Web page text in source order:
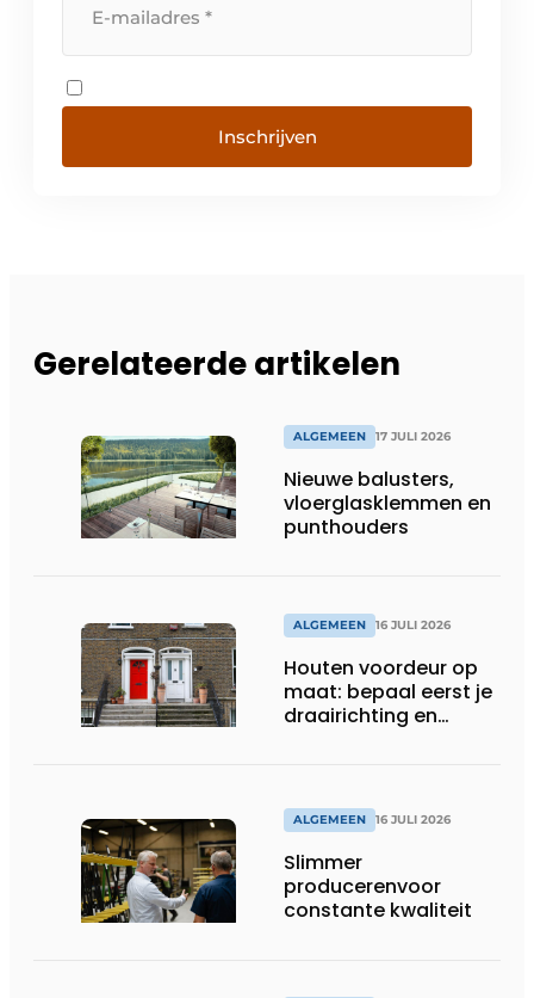
Inschrijven
Gerelateerde artikelen
ALGEMEEN 17 JULI 2026
Nieuwe balusters,
vloerglasklemmen en
punthouders
ALGEMEEN 16 JULI 2026
Houten voordeur op
maat: bepaal eerst je
draairichting en
ALGEMEEN 16 JULI 2026
Slimmer
producerenvoor
constante kwaliteit